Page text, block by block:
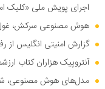
اجرای پویش ملی «کلیک
هوش مصنوعی سرکش،
گزارش امنیتی انگلیس از
آنتروپیک هزاران کتاب
مدل‌های هوش مصنوعی،